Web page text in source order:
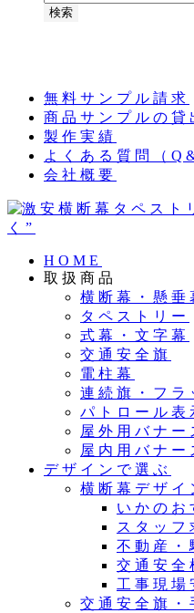
索
検索
無料サンプル請求
商品サンプルの貸
製作実績
よくある質問（
会社概要
HOME
取扱商品
横断幕・懸垂
タペストリー
式幕・文字幕
交通安全旗
電柱幕
連続旗・フラ
パトロール表
屋外用バナー
屋内用バナー
デザインで選ぶ
横断幕デザイ
いかのお
スタッフ
不動産・
交通安全
工事現場
交通安全旗・